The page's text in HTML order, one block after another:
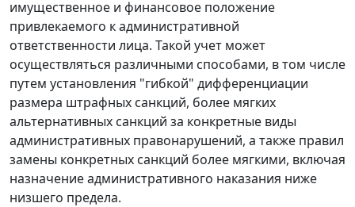
имущественное и финансовое положение
привлекаемого к административной
ответственности лица. Такой учет может
осуществляться различными способами, в том числе
путем установления "гибкой" дифференциации
размера штрафных санкций, более мягких
альтернативных санкций за конкретные виды
административных правонарушений, а также правил
замены конкретных санкций более мягкими, включая
назначение административного наказания ниже
низшего предела.